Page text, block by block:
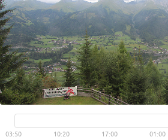
Live video available →
03:50 10:20 17:00 01:00